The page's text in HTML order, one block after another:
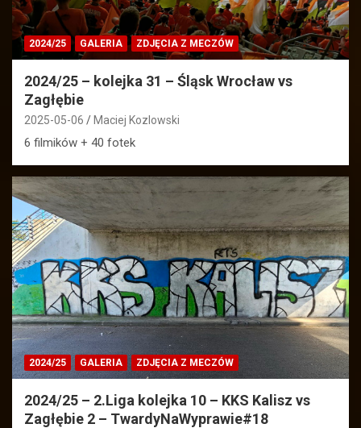
2024/25 GALERIA ZDJĘCIA Z MECZÓW
2024/25 – kolejka 31 – Śląsk Wrocław vs
Zagłębie
2025-05-06 Maciej Kozlowski
6 filmików + 40 fotek
2024/25 GALERIA ZDJĘCIA Z MECZÓW
2024/25 – 2.Liga kolejka 10 – KKS Kalisz vs
Zagłębie 2 – TwardyNaWyprawie#18